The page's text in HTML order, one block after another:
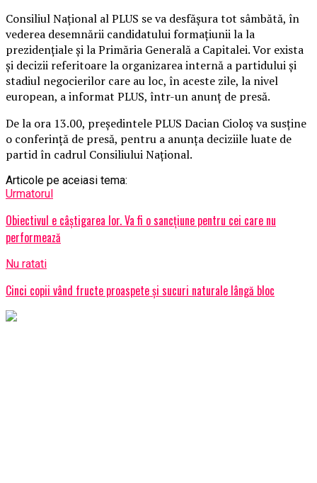
Consiliul Naţional al PLUS se va desfăşura tot sâmbătă, în
vederea desemnării candidatului formaţiunii la la
prezidenţiale şi la Primăria Generală a Capitalei. Vor exista
şi decizii referitoare la organizarea internă a partidului şi
stadiul negocierilor care au loc, în aceste zile, la nivel
european, a informat PLUS, într-un anunţ de presă.
De la ora 13.00, preşedintele PLUS Dacian Cioloş va susţine
o conferinţă de presă, pentru a anunţa deciziile luate de
partid în cadrul Consiliului Naţional.
Articole pe aceiasi tema:
Urmatorul
Obiectivul e câştigarea lor. Va fi o sancţiune pentru cei care nu
performează
Nu ratati
Cinci copii vând fructe proaspete şi sucuri naturale lângă bloc